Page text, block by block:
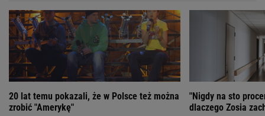
20 lat temu pokazali, że w Polsce też można
zrobić "Amerykę"
"Nigdy na sto
dlaczego Zosia